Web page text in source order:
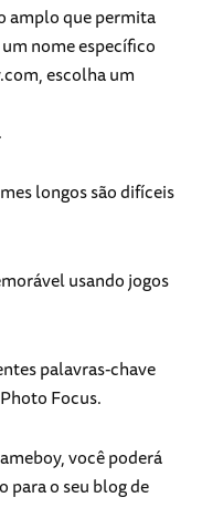
amplo que permita
nome específico
escolha um
longos são difíceis
usando jogos
palavras-chave
Focus.
você poderá
para o seu blog de